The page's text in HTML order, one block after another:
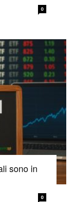
0
sono in
0